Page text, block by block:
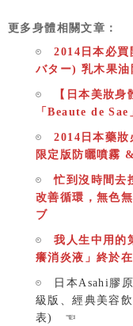
更多身體相關文章：
2014日本必
バター) 乳木果
【日本美妝
「Beaute de
2014日本藥
限定版防曬噴霧
忙到沒時間去
改善循環，無色
ブ
我人生中用的
癢消炎液」終於
日本Asahi膠
級版、經典美容
表) ☜